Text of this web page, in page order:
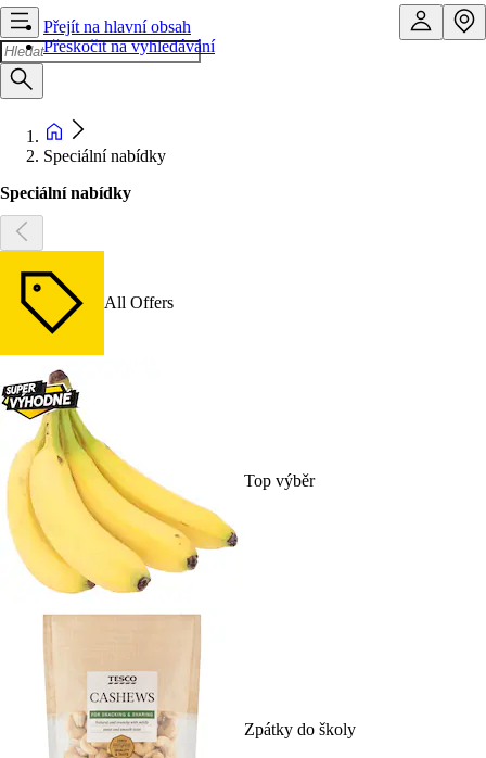
Přejít na hlavní obsah
Přeskočit na vyhledávání
Speciální nabídky
Speciální nabídky
All Offers
Top výběr
Zpátky do školy